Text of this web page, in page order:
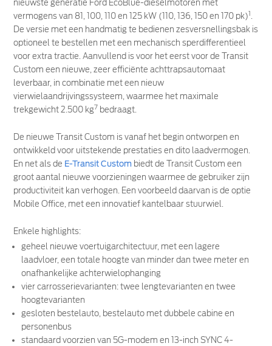
nieuwste generatie Ford EcoBlue-dieselmotoren met
vermogens van 81, 100, 110 en 125 kW (110, 136, 150 en 170 pk)1 .
De versie met een handmatig te bedienen zesversnellingsbak is
optioneel te bestellen met een mechanisch sperdifferentieel
voor extra tractie. Aanvullend is voor het eerst voor de Transit
Custom een nieuwe, zeer efficiënte achttrapsautomaat
leverbaar, in combinatie met een nieuw
vierwielaandrijvingssysteem, waarmee het maximale
trekgewicht 2.500 kg7 bedraagt.
De nieuwe Transit Custom is vanaf het begin ontworpen en
ontwikkeld voor uitstekende prestaties en dito laadvermogen.
En net als de E-Transit Custom biedt de Transit Custom een
groot aantal nieuwe voorzieningen waarmee de gebruiker zijn
productiviteit kan verhogen. Een voorbeeld daarvan is de optie
Mobile Office, met een innovatief kantelbaar stuurwiel.
Enkele highlights:
geheel nieuwe voertuigarchitectuur, met een lagere
laadvloer, een totale hoogte van minder dan twee meter en
onafhankelijke achterwielophanging
vier carrosserievarianten: twee lengtevarianten en twee
hoogtevarianten
gesloten bestelauto, bestelauto met dubbele cabine en
personenbus
standaard voorzien van 5G-modem en 13-inch SYNC 4-